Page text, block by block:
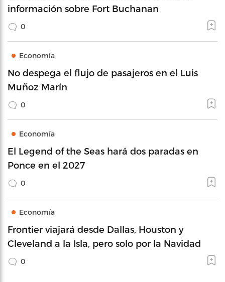
información sobre Fort Buchanan
0
Economía
No despega el flujo de pasajeros en el Luis
Muñoz Marín
0
Economía
El Legend of the Seas hará dos paradas en
Ponce en el 2027
0
Economía
Frontier viajará desde Dallas, Houston y
Cleveland a la Isla, pero solo por la Navidad
0